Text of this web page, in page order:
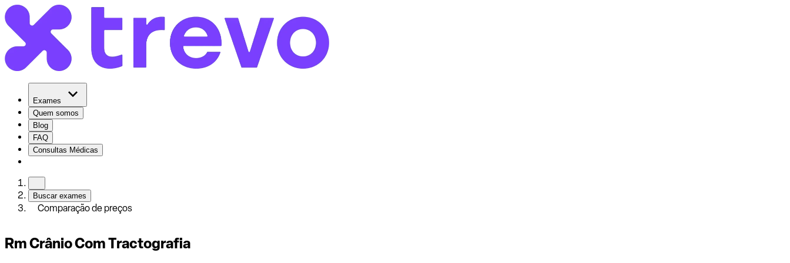
Exames
Quem somos
Blog
FAQ
Consultas Médicas
Buscar exames
Comparação de preços
Rm Crânio Com Tractografia